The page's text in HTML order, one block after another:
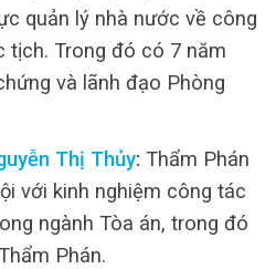
quản lý nhà nước về công
tịch. Trong đó có 7 năm
và lãnh đạo Phòng
Thị Thủy: Thẩm Phán
với kinh nghiệm công tác
ngành Tòa án, trong đó
Phán.